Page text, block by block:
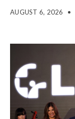
AUGUST 6, 2026 •